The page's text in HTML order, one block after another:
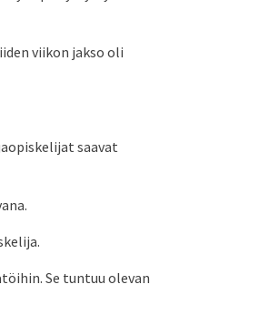
viikon jakso oli
saavat
Se tuntuu olevan